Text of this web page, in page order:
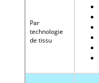
Par
technologie
de tissu